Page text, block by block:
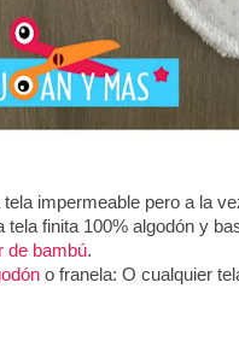
tela impermeable pero a la
tela finita 100% algodón y
de bambú.
o franela: O cualquier